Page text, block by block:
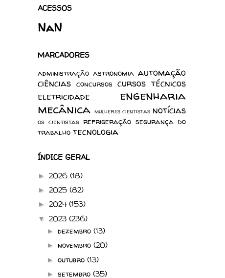
ACESSOS
NaN
MARCADORES
administração astronomia automação
ciências concursos cursos técnicos
eletricidade
engenharia
mecânica mulheres cientistas notícias
os cientistas refrigeração segurança do
trabalho tecnologia
ÍNDICE GERAL
► 2026 (18)
► 2025 (82)
► 2024(153)
▼ 2023 (236)
► dezembro (13)
► novembro (20)
► outubro (13)
► setembro (35)